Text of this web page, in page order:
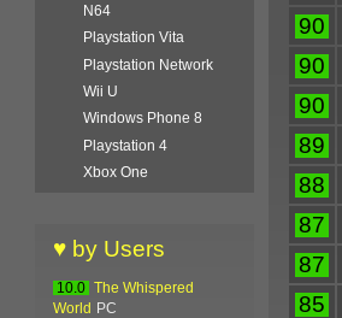
90
90
90
89
88
87
87
85
N64
Playstation Vita
Playstation Network
Wii U
Windows Phone 8
Playstation 4
Xbox One
♥ by Users
10.0
The Whispered
World
PC